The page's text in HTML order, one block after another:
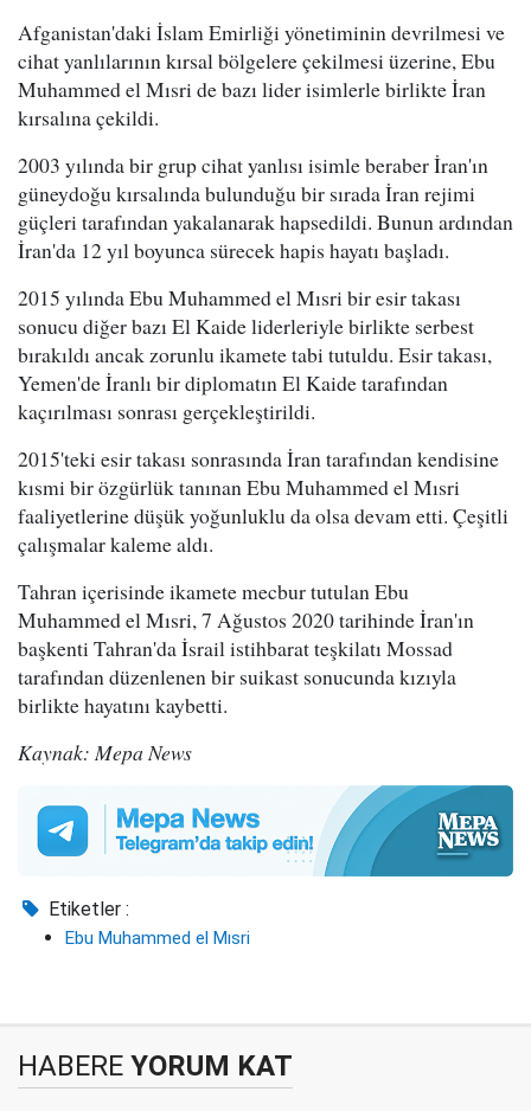
Afganistan'daki İslam Emirliği yönetiminin devrilmesi ve
cihat yanlılarının kırsal bölgelere çekilmesi üzerine, Ebu
Muhammed el Mısri de bazı lider isimlerle birlikte İran
kırsalına çekildi.
2003 yılında bir grup cihat yanlısı isimle beraber İran'ın
güneydoğu kırsalında bulunduğu bir sırada İran rejimi
güçleri tarafından yakalanarak hapsedildi. Bunun ardından
İran'da 12 yıl boyunca sürecek hapis hayatı başladı.
2015 yılında Ebu Muhammed el Mısri bir esir takası
sonucu diğer bazı El Kaide liderleriyle birlikte serbest
bırakıldı ancak zorunlu ikamete tabi tutuldu. Esir takası,
Yemen'de İranlı bir diplomatın El Kaide tarafından
kaçırılması sonrası gerçekleştirildi.
2015'teki esir takası sonrasında İran tarafından kendisine
kısmi bir özgürlük tanınan Ebu Muhammed el Mısri
faaliyetlerine düşük yoğunluklu da olsa devam etti. Çeşitli
çalışmalar kaleme aldı.
Tahran içerisinde ikamete mecbur tutulan Ebu
Muhammed el Mısri, 7 Ağustos 2020 tarihinde İran'ın
başkenti Tahran'da İsrail istihbarat teşkilatı Mossad
tarafından düzenlenen bir suikast sonucunda kızıyla
birlikte hayatını kaybetti.
Kaynak: Mepa News
Etiketler :
Ebu Muhammed el Mısri
HABERE YORUM KAT